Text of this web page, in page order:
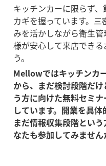
キッチンカーに限らず
カギを握っています。
みを活かしながら衛生
様が安心して来店でき
う。
Mellowではキッチンカ
から、まだ検討段階だ
う方に向けた無料セミ
しています。開業を具体
まだ情報収集段階とい
なたも参加してみません